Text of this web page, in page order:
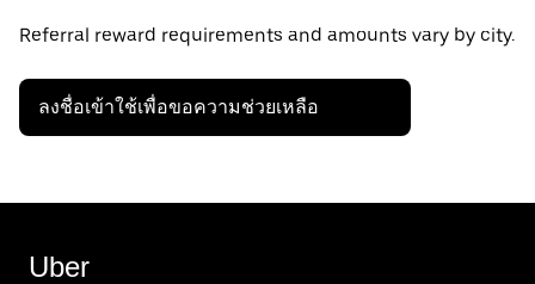
Referral reward requirements and amounts vary by city.
ลงชื่อเข้าใช้เพื่อขอความช่วยเหลือ
Uber